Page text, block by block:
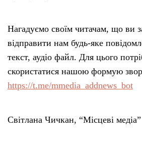
Нагадуємо своїм читачам, що ви
відправити нам будь-яке
текст, аудіо файл. Для цього
скористатися нашою формую
https://t.me/mmedia_addnews_bot
Світлана Чичкан, “Місцеві медіа”